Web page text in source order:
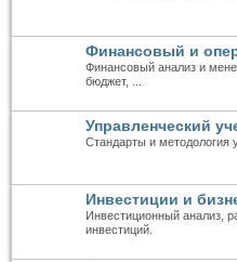
Финансовый и
Финансовый анализ и
бюджет, ...
Управленческий
Стандарты и методология
Инвестиции и
Инвестиционный анализ,
инвестиций.